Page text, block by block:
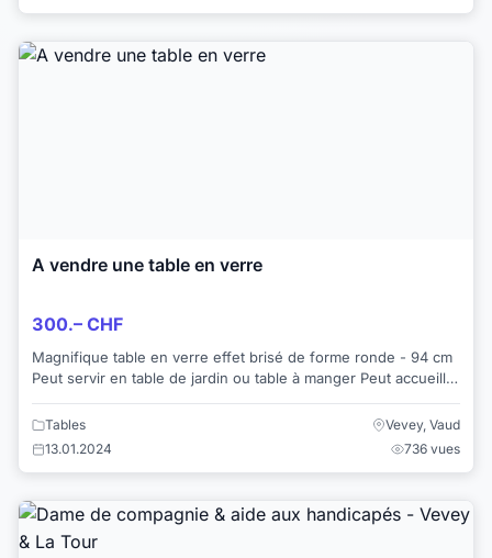
A vendre une table en verre
300.– CHF
Magnifique table en verre effet brisé de forme ronde - 94 cm
Peut servir en table de jardin ou table à manger Peut accueillir
Tables
Vevey, Vaud
13.01.2024
736 vues